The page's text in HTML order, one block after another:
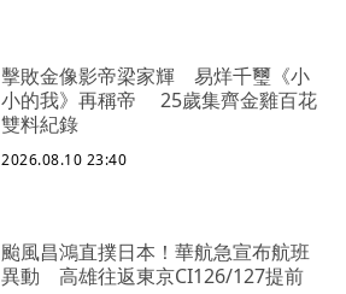
擊敗金像影帝梁家輝 易烊千璽《小
小的我》再稱帝 25歲集齊金雞百花
雙料紀錄
2026.08.10 23:40
颱風昌鴻直撲日本！華航急宣布航班
異動 高雄往返東京CI126/127提前